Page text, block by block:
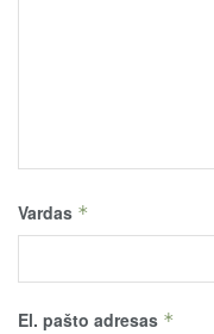
Vardas *
El. pašto adresas *